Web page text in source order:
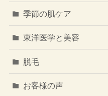
季節の肌ケア
東洋医学と美容
脱毛
お客様の声